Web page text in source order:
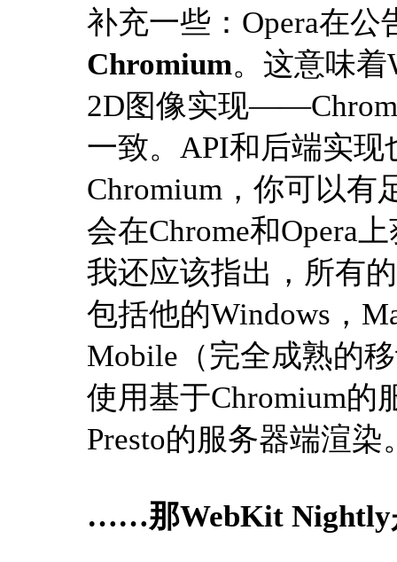
补充一些：Opera在公
Chromium。这意味着
2D图像实现
一致。API和后端实现
Chromium，你可以有
会在Chrome和Opera
我还应该指出，所有
包括他的Windows，
Mobile（完全成熟的
使用基于Chromium的
Presto的服务器端渲染
……那WebKit Nightly